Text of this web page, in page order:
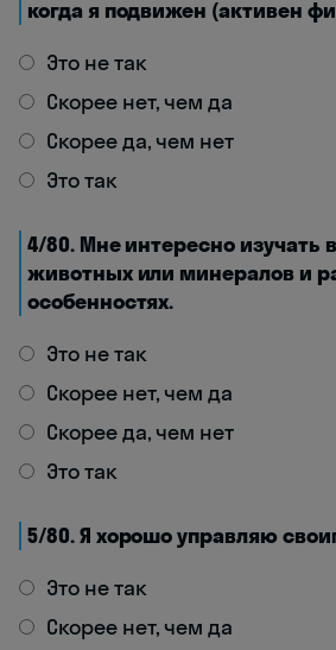
когда я подвижен (активен
Это не так
Скорее нет, чем да
Скорее да, чем нет
Это так
4/80. Мне интересно изучать
животных или минералов и
особенностях.
Это не так
Скорее нет, чем да
Скорее да, чем нет
Это так
5/80. Я хорошо управляю
Это не так
Скорее нет, чем да